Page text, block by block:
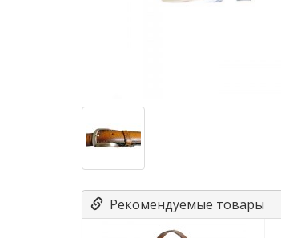
Рекомендуемые товары